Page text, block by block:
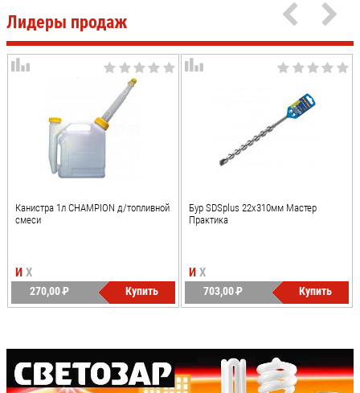
Лидеры продаж
Канистра 1л CHAMPION д/топливной
смеси
И Х
270,00P
УБ.
Купить
Бур SDSplus 22x310мм Мастер
Практика
И Х
703,00P
УБ.
Купить